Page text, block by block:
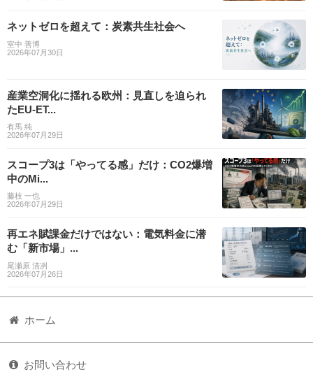
ネットゼロを超えて：炭素共生社会へ
室中 善博
2026年07月30日
産業空洞化に揺れる欧州：見直しを迫られ
たEU-ET...
有馬 純
2026年07月29日
スコープ3は「やってる感」だけ：CO2爆増
中のMi...
藤枝 一也
2026年07月29日
再エネ賦課金だけではない：電気料金に潜
む「新市場」...
尾瀬原 清冽
2026年07月26日
ホーム
お問い合わせ